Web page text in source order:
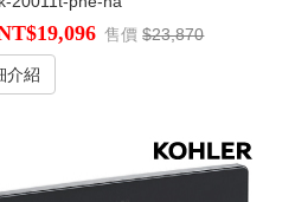
售價 $23,870
介紹